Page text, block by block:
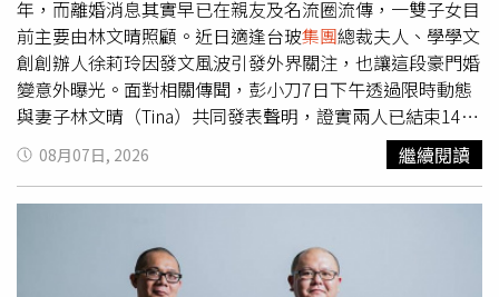
徹查是否存在跨機構違規或監督漏洞，並針對相關爭議向社
會提出完整說明，保障兒童受教與受照顧安全。
年，而離婚消息其實早已在親友及名流圈流傳，一雙子女目
前主要由林文晴照顧。近日適逢台玻集團總裁夫人、學學文
創創辦人徐莉玲因發文風波引發外界關注，也讓這段豪門婚
變意外曝光。面對相關傳聞，彭小刀7日下午透過限時動態
與妻子林文晴（Tina）共同發表聲明，證實兩人已結束14年
婚姻，坦言彼此「已經分開了一段時間」，但至今仍是「充
滿愛的一家人」，未來將共同陪伴、守護一雙子女成長。彭
小刀與林文晴共同發表聲明，證實已結束14年婚姻，未來仍
오）彭小刀與林文晴共同署名發出的聲明表示，兩人一直以
來都給予彼此最深的祝福與支持，即使結束婚姻關係，也會
08月07日, 2026 繼續閱讀